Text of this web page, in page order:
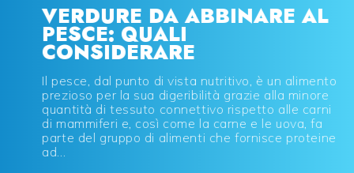
VERDURE DA ABBINARE AL
PESCE: QUALI
CONSIDERARE
Il pesce, dal punto di vista nutritivo, è un alimento
prezioso per la sua digeribilità grazie alla minore
quantità di tessuto connettivo rispetto alle carni
di mammiferi e, così come la carne e le uova, fa
parte del gruppo di alimenti che fornisce proteine
ad...